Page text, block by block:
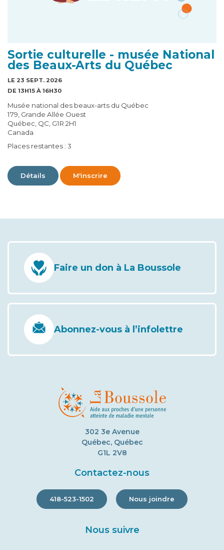
Sortie culturelle - musée National
des Beaux-Arts du Québec
LE 23 SEPT. 2026
DE 13H15 À 16H30
Musée national des beaux-arts du Québec
179, Grande Allée Ouest
Québec, QC, G1R 2H1
Canada
Places restantes : 3
Détails M'inscrire
Faire un don à La Boussole
Abonnez-vous à l’infolettre
302 3e Avenue
Québec, Québec
G1L 2V8
Contactez-nous
418-523-1502 Nous joindre
Nous suivre